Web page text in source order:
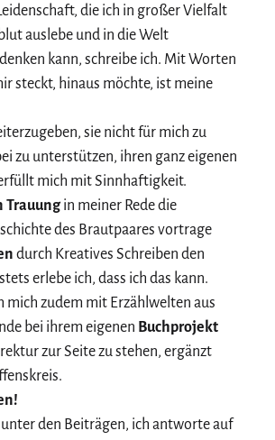
die ich in großer Vielfalt
auslebe und in die Welt
kann, schreibe ich. Mit Worten
steckt, hinaus möchte, ist meine
sie nicht für mich zu
zu unterstützen, ihren ganz eigenen
mich mit Sinnhaftigkeit.
Trauungin meiner Rede die
des Brautpaares vortrage
durch Kreatives Schreiben den
erlebe ich, dass ich das kann.
mich zudem mit Erzählwelten aus
bei ihrem eigenen Buchprojekt
zur Seite zu stehen, ergänzt
unter den Beiträgen, ich antworte auf